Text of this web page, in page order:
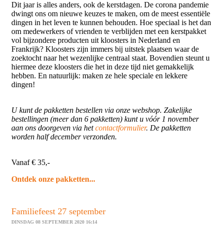
Dit jaar is alles anders, ook de kerstdagen. De corona pandemie
dwingt ons om nieuwe keuzes te maken, om de meest essentiële
dingen in het leven te kunnen behouden. Hoe speciaal is het dan
om medewerkers of vrienden te verblijden met een kerstpakket
vol bijzondere producten uit kloosters in Nederland en
Frankrijk? Kloosters zijn immers bij uitstek plaatsen waar de
zoektocht naar het wezenlijke centraal staat. Bovendien steunt u
hiermee deze kloosters die het in deze tijd niet gemakkelijk
hebben. En natuurlijk: maken ze hele speciale en lekkere
dingen!
U kunt de pakketten bestellen via onze webshop. Zakelijke
bestellingen (meer dan 6 pakketten) kunt u vóór 1 november
aan ons doorgeven via hetcontactformulier. De pakketten
worden half december verzonden.
Vanaf € 35,-
Ontdek onze pakketten...
Familiefeest 27 september
DINSDAG 08 SEPTEMBER 2020 16:14